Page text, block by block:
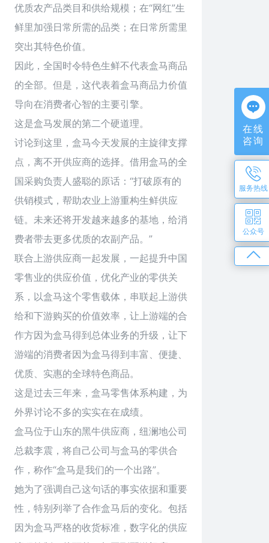
优质农产品类目和供给规模；在“网红”生
鲜里加强日常所需的品类；在日常所需里
突出其特色价值。
因此，全国时令特色生鲜不代表盒马商品
的全部。但是，这代表着盒马商品力价值
导向在消费者心智的主要引擎。
这是盒马发展的第二个硬道理。
讨论到这里，盒马今天发展的主旋律支撑
点，离不开供应商的选择。借用盒马的全
国采购负责人盛聪的原话：“打破原有的
供销模式，帮助农业上游重构生鲜供应
链。未来还将开发越来越多的基地，给消
费者带去更多优质的农副产品。”
联合上游供应商一起发展，一起提升中国
零售业的供应价值，优化产业的零供关
系，以盒马这个零售载体，串联起上游供
给和下游购买的价值效率，让上游端的合
作方因为盒马得到总体业务的升级，让下
游端的消费者因为盒马得到丰富、便捷、
优质、实惠的全球特色商品。
这是过去三年来，盒马零售体系构建，为
外界讨论不多的实实在在成绩。
盒马位于山东的黑牛供应商，纽澜地公司
总裁李震，将自己公司与盒马的零供合
作，称作“盒马是我们的一个出路”。
她为了强调自己这句话的事实依据和重要
性，特别列举了合作盒马后的变化。包括
因为盒马严格的收货标准，数字化的供应
在线
咨询
服务热线
公众号